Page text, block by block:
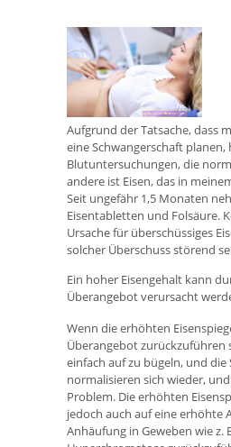
Aufgrund der Tatsache, dass
eine Schwangerschaft planen,
Blutuntersuchungen, die
andere ist Eisen, das in
Seit ungefähr 1,5 Monaten
Eisentabletten und Folsäure.
Ursache für überschüssiges
solcher Überschuss störend
Ein hoher Eisengehalt kann
Überangebot verursacht
Wenn die erhöhten
Überangebot zurückzuführen
einfach auf zu bügeln, und die
normalisieren sich wieder,
Problem. Die erhöhten
jedoch auch auf eine erhöhte
Anhäufung in Geweben wie z.